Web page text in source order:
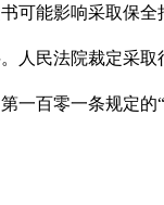
能影响采取保全
民法院裁定采取
百零一条规定的“